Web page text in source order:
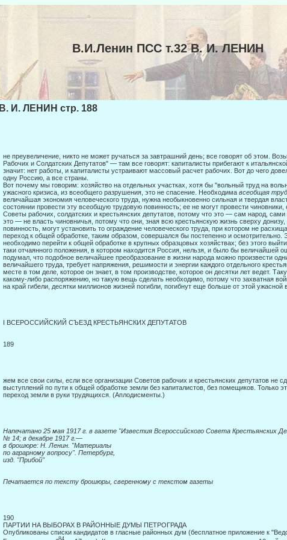
В.И.Ленин ПСС т.32 В. И. ЛЕНИН
В. И. ЛЕНИН стр. 188
не преувеличение, никто не может ручаться за завтрашний день; все говорят об этом.
Рабочих и Солдатских Депутатов" — там все говорят: ка­питалисты прибегают к
значит: нет работы, и капиталисты устраивают массовый расчет рабочих. Вот до чего
одну Россию, а все страны.
Вот почему мы говорим: хозяйство на отдельных участках, хотя бы "вольный труд на
ужасного кризиса, из всеобщего разрушения, это не спасение. Необходима всеобщая
величайшая экономия человеческого труда, нужна необыкновенно сильная и твердая
состоянии провести эту всеобщую трудовую повинность; ее не могут провести чи­новники,
Советы рабочих, солдатских и крестьянских депута­тов, потому что это — сам народ,
это — не власть чиновничья, потому что они, зная всю крестьянскую жизнь сверху
повинность, могут установить то ограждение человеческого труда, при котором не
переход к общей обработке, таким образом, совершался бы постепенно и осмотрительно.
необхо­димо перейти к общей обработке в крупных образцовых хозяйствах; без этого
таки отчаянного положения, в котором находится Россия, нельзя, и было бы величайшей
подумал, что подобное величайшее преобразование в жизни народа можно произвести
величайшего труда, требует напряжения, решимости и энергии каждого от­дельного
месте в том деле, которое он знает, в том производстве, которое он десятки лет ведет.
какому-либо распоряжению, но такую вещь сделать необходимо, потому что захватная
на край гибели, десятки миллионов жизней погибли, погиб­нут еще больше от этой
I ВСЕРОССИЙСКИЙ СЪЕЗД КРЕСТЬЯНСКИХ ДЕПУТАТОВ
189
жем все свои силы, если все организации Советов рабочих и крестьянских депутатов не
выступлений по пути к общей обработке земли без капи­талистов, без помещиков. Только
переход земли в руки трудящихся. (Аплодисменты.)
Напечатано 25 мая 1917 г. в газете "Известия Всероссийского Совета Крестьянских
№ 14; в декабре 1917 г.—
в брошюре: Н. Ленин. "Материалы
по аграрному вопросу". Петербург,
изд. "Прибой"
Печатается по тексту брошюры, сверенному с текстом газеты
190
ПАРТИИ НА ВЫБОРАХ В РАЙОННЫЕ ДУМЫ ПЕТРОГРАДА
Опубликованы списки кандидатов в гласные районных дум (бесплатное приложение к